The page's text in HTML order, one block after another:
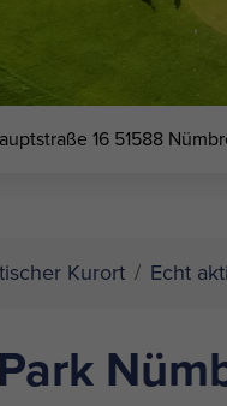
16 51588
Kurort Echt